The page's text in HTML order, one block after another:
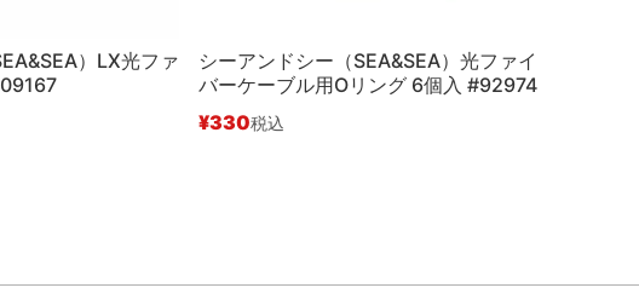
）LX光ファ
シーアンドシー（SEA&SEA）光ファイ
バーケーブル用Oリング 6個入 #92974
¥330税込